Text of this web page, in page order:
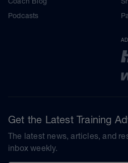
Podcasts
Get the Latest Training
The latest news, articles, and
inbox weekly.